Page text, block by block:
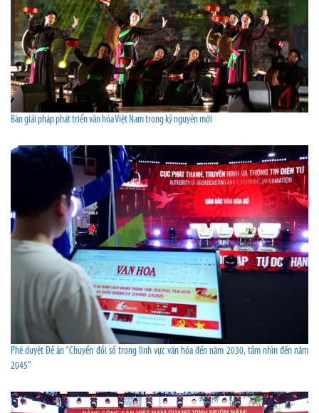
Bàn giải pháp phát triển văn hóa Việt Nam trong kỷ nguyên mới
Phê duyệt Đề án “Chuyển đổi số trong lĩnh vực văn hóa đến năm 2030, tầm nhìn đến năm
2045”